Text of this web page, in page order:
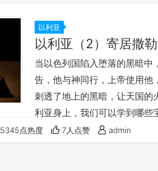
以利亚
以利亚（2）寄居撒
当以色列国陷入堕落的黑暗
告，他与神同行，上帝使用他
刺透了地上的黑暗，让天国的
利亚身上，我们可以学到哪些
经》，去更认识这位“火与力
愿意效法以利亚而行的心灵
5345点热度 7人点赞 admin